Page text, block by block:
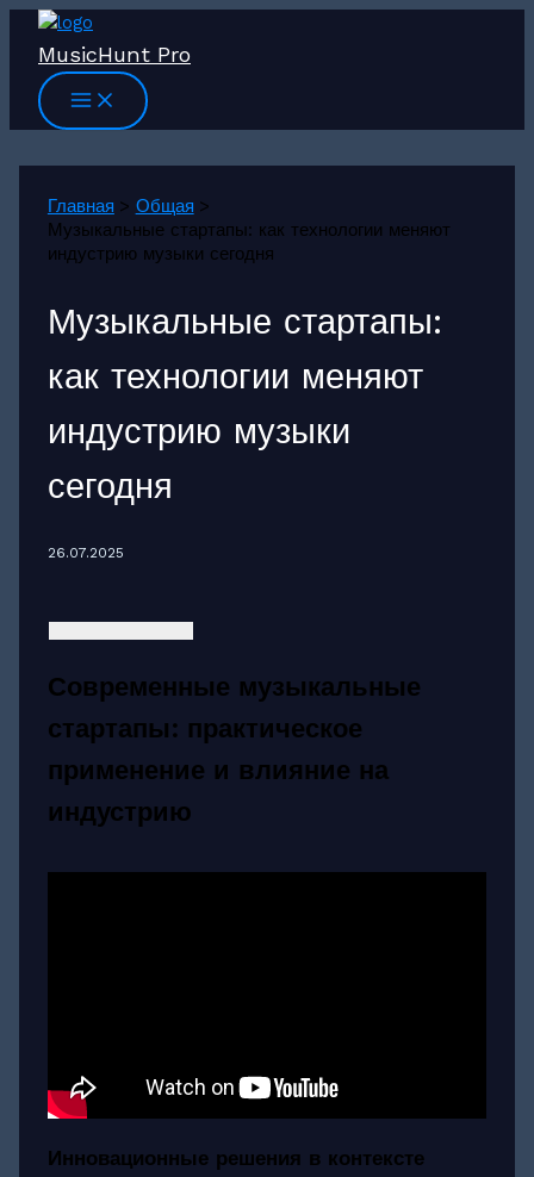
Перейти
содержимому
MusicHunt Pro
Главная
Общая
Музыкальные стартапы: как технологии меняют
индустрию музыки сегодня
Музыкальные стартапы:
как технологии меняют
индустрию музыки
сегодня
26.07.2025
Современные музыкальные
стартапы: практическое
применение и влияние на
индустрию
Инновационные решения в контексте